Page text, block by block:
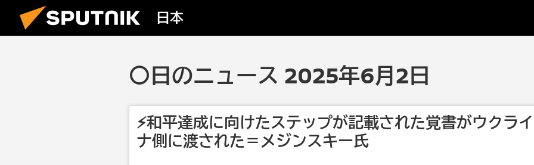
日本
〇日のニュース 2025年6月2日
⚡️和平達成に向けたステップが記載された覚書がウクライ
ナ側に渡された＝メジンスキー氏